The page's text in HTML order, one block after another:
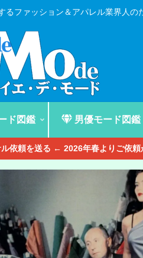
るファッション＆アパレル業界人の
ド図鑑 男優モード図鑑
依頼を送る ← 2026年春よりご依頼